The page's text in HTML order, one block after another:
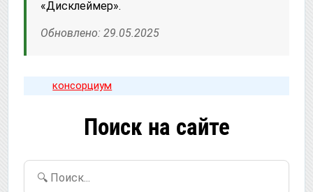
«Дисклеймер».
Обновлено: 29.05.2025
консорциум
Поиск на сайте
🔍 Поиск...